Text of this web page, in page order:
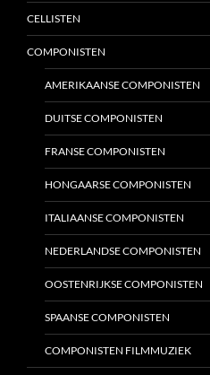
CELLISTEN
COMPONISTEN
AMERIKAANSE COMPONISTEN
DUITSE COMPONISTEN
FRANSE COMPONISTEN
HONGAARSE COMPONISTEN
ITALIAANSE COMPONISTEN
NEDERLANDSE COMPONISTEN
OOSTENRIJKSE COMPONISTEN
SPAANSE COMPONISTEN
COMPONISTEN FILMMUZIEK